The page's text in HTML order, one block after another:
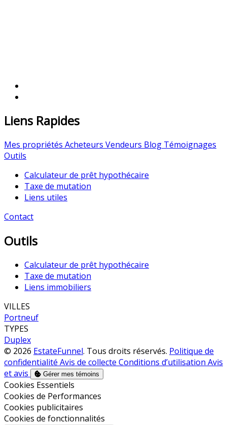
Liens Rapides
Mes propriétés Acheteurs Vendeurs Blog Témoignages
Outils
Calculateur de prêt hypothécaire
Taxe de mutation
Liens utiles
Contact
Outils
Calculateur de prêt hypothécaire
Taxe de mutation
Liens immobiliers
VILLES
Portneuf
TYPES
Duplex
© 2026 EstateFunnel. Tous droits réservés. Politique de
confidentialité Avis de collecte Conditions d’utilisation Avis
et avis
Gérer mes témoins
Activer
Cookies Essentiels
Activer
Cookies de Performances
Activer
Cookies publicitaires
Activer
Cookies de fonctionnalités